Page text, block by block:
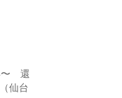
〜 還
仙台